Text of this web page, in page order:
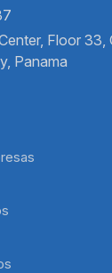
Floor 33,
Panama